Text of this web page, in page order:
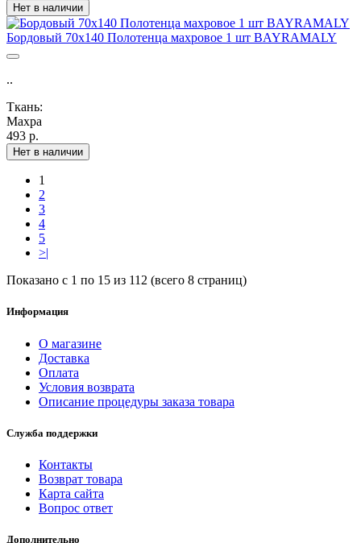
Нет в наличии
Бордовый 70х140 Полотенца махровое 1 шт BAYRAMALY
..
Ткань:
Махра
493 р.
Нет в наличии
1
2
3
4
5
>|
Показано с 1 по 15 из 112 (всего 8 страниц)
Информация
О магазине
Доставка
Оплата
Условия возврата
Описание процедуры заказа товара
Служба поддержки
Контакты
Возврат товара
Карта сайта
Вопрос ответ
Дополнительно